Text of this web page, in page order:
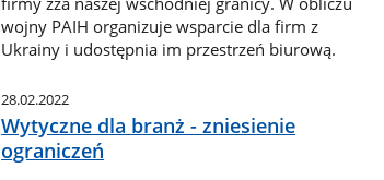
wojny PAIH organizuje wsparcie dla firm z
Ukrainy i udostępnia im przestrzeń biurową.
28.02.2022
Wytyczne dla branż - zniesienie
ograniczeń